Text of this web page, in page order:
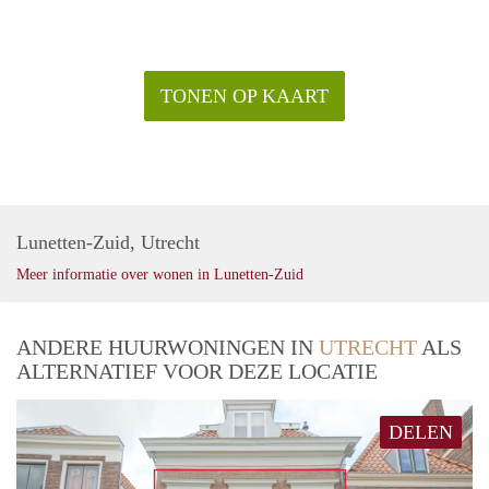
TONEN OP KAART
Lunetten-Zuid, Utrecht
Meer informatie over wonen in Lunetten-Zuid
ANDERE HUURWONINGEN IN UTRECHT ALS
ALTERNATIEF VOOR DEZE LOCATIE
DELEN